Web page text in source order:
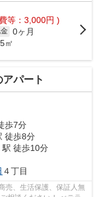
等：3,000円 )
0ヶ月
㎡
パート
歩7分
徒歩8分
駅 徒歩10分
４丁目
売、生活保護、保証人無